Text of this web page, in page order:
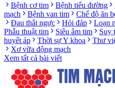
Bệnh cơ tim
Bệnh tiểu đường
mạch
Bệnh van tim Chế độ ăn
Đau thắt ngực
Hỏi đáp Loạn
Phẫu thuật tim
Siêu âm tim Suy
huyết áp
Thời sự Y khoa Thư
Xơ vữa động mạch
Xem tất cả bài viết